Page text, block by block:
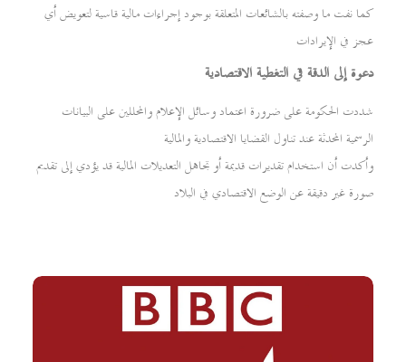
كما نفت ما وصفته بالشائعات المتعلقة بوجود إجراءات مالية قاسية لتعويض أي
عجز في الإيرادات
دعوة إلى الدقة في التغطية الاقتصادية
شددت الحكومة على ضرورة اعتماد وسائل الإعلام والمحللين على البيانات
الرسمية المحدثة عند تناول القضايا الاقتصادية والمالية
وأكدت أن استخدام تقديرات قديمة أو تجاهل التعديلات المالية قد يؤدي إلى تقديم
صورة غير دقيقة عن الوضع الاقتصادي في البلاد